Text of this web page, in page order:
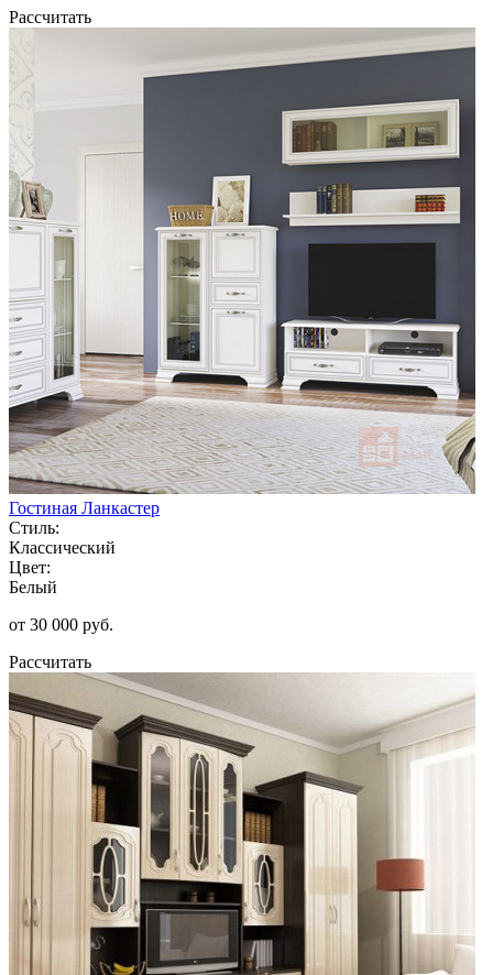
Рассчитать
Гостиная Ланкастер
Стиль:
Классический
Цвет:
Белый
от 30 000 руб.
Рассчитать